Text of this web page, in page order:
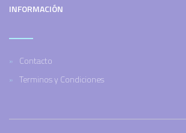
INFORMACIÓN
Contacto
Terminos y Condiciones